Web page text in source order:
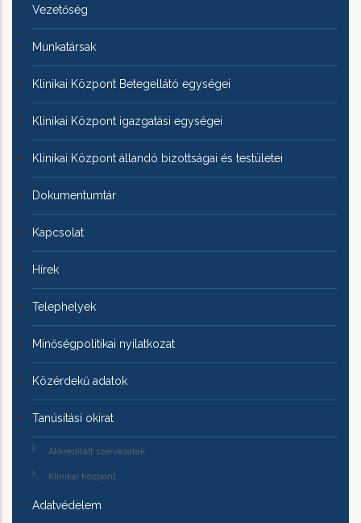
Vezetőség
Munkatársak
Klinikai Központ Betegellátó egységei
Klinikai Központ igazgatási egységei
Klinikai Központ állandó bizottságai és testületei
Dokumentumtár
Kapcsolat
Hírek
Telephelyek
Minőségpolitikai nyilatkozat
Közérdekű adatok
Tanúsítási okirat
Akkreditált szervezetek
Klinikai Központ
Adatvédelem